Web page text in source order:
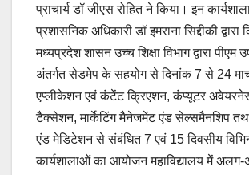
प्राचार्य डॉ जीएस रोहित ने किया। इन
प्रशासनिक अधिकारी डॉ इमराना सिद्दीकी द्वारा
मध्यप्रदेश शासन उच्च शिक्षा विभाग द्वारा पीएम
अंतर्गत सेडमेप के सहयोग से दिनांक 7 से 24
एप्लीकेशन एवं कंटेंट क्रिएशन, कंप्यूटर
टैक्सेशन, मार्केटिंग मैनेजमेंट एंड सेल्समैनशिप
एंड मेडिटेशन से संबंधित 7 एवं 15 दिवसीय
कार्यशालाओं का आयोजन महाविद्यालय में